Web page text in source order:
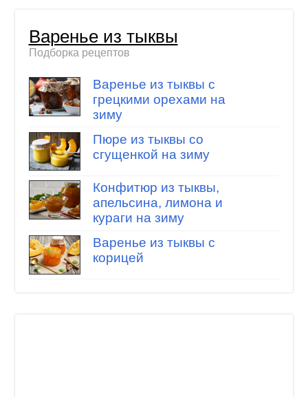
Варенье из тыквы
Подборка рецептов
Варенье из тыквы с
грецкими орехами на
зиму
Пюре из тыквы со
сгущенкой на зиму
Конфитюр из тыквы,
апельсина, лимона и
кураги на зиму
Варенье из тыквы с
корицей